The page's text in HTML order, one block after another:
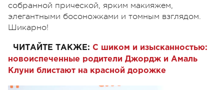
собранной прической, ярким макияжем,
элегантными босоножками и томным взглядом.
Шикарно!
ЧИТАЙТЕ ТАКЖЕ: С шиком и изысканностью:
новоиспеченные родители Джордж и Амаль
Клуни блистают на красной дорожке